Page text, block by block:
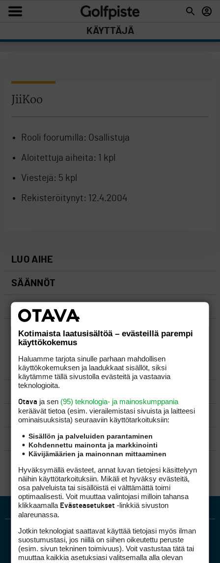
KÄYTTÄJÄ
JiiKoo
Rooli foorumilla: Osallistuja
Aloitettuja aiheita: 1 kpl
Viestejä: 5 kpl
Rekisteröitynyt: 12.4.2004
LUO AIHE
SÄÄNNÖT
OHJEET
UUSIMMAT VIESTIKETJUT
YLEISTÄ
VÄLINEET
MATKAILU
KILPAGOLF & HARJOITTELU
Kotimaista laatusisältöä – evästeillä parempi
käyttökokemus
Haluamme tarjota sinulle parhaan mahdollisen
käyttökokemuksen ja laadukkaat sisällöt, siksi
käytämme tällä sivustolla evästeitä ja vastaavia
teknologioita.
Otava ja sen (95) teknologia- ja mainoskumppania
keräävät tietoa (esim. vierailemis­tasi sivuista ja laitteesi
ominaisuuk­sista) seuraaviin käyttötarkoituksiin:
Sisällön ja palveluiden parantaminen
Kohdennettu mainonta ja markkinointi
Kävijämäärien ja mainonnan mittaaminen
Hyväksymällä evästeet, annat luvan tietojesi käsittelyyn
näihin käyttötarkoituksiin. Mikäli et hyväksy evästeitä,
osa palveluista tai sisällöistä ei välttämättä toimi
optimaalisesti. Voit muuttaa valintojasi milloin tahansa
klikkaamalla Evästeasetukset -linkkiä sivuston
alareunassa.
Jotkin teknologiat saattavat käyttää tietojasi myös ilman
suostumustasi, jos niillä on siihen oikeutettu peruste
(esim. sivun tekninen toimivuus). Voit vastustaa tätä tai
muuttaa kaikkia asetuksiasi valitsemalla alla olevan